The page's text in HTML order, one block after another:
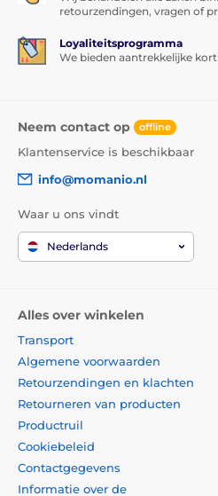
retourzendingen, vragen of
Loyaliteitsprogramma
We bieden aantrekkelijke
Neem contact op offline
Klantenservice is beschikbaar
info@momanio.nl
Waar u ons vindt
Nederlands
Alles over winkelen
Transport
Algemene voorwaarden
Retourzendingen en klachten
Retourneren van producten
Productruil
Cookiebeleid
Contactgegevens
Informatie over de